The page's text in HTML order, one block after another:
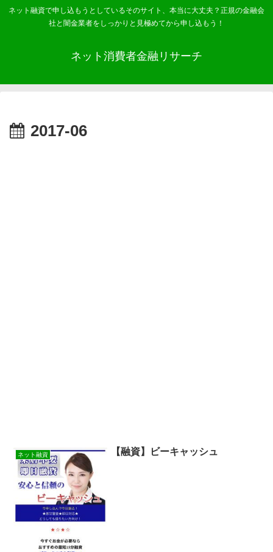
ネット融資で申し込もうとしているそのサイト、本当に大丈夫？正規の金融会
社と闇金業者をしっかりと見極めてから申し込もう！
ネット消費者金融リサーチ
2017-06
ネット融資 【融資】ビーキャッシュ